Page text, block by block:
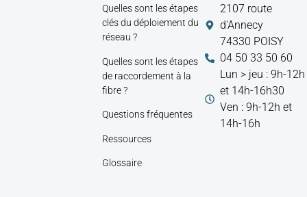
Quelles sont les étapes
clés du déploiement du
réseau ?
Quelles sont les étapes
de raccordement à la
fibre ?
Questions fréquentes
Ressources
Glossaire
2107 route
d'Annecy
74330 POISY
04 50 33 50 60
Lun > jeu : 9h-12h
et 14h-16h30
Ven : 9h-12h et
14h-16h